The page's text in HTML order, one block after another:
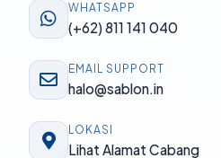
WHATSAPP
(+62) 811 141 040
EMAIL SUPPORT
halo@sablon.in
LOKASI
Lihat Alamat Cabang